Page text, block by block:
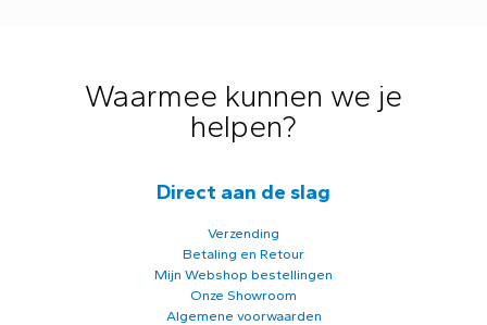
Waarmee kunnen we je
helpen?
Direct aan de slag
Verzending
Betaling en Retour
Mijn Webshop bestellingen
Onze Showroom
Algemene voorwaarden